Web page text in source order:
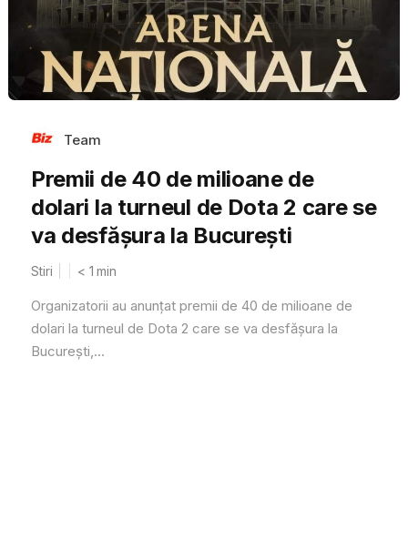
Team
Premii de 40 de milioane de
dolari la turneul de Dota 2 care se
va desfășura la București
Stiri < 1 min
Organizatorii au anunțat premii de 40 de milioane de
dolari la turneul de Dota 2 care se va desfășura la
București,...